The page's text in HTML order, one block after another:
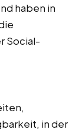
haben in
Social-
in der